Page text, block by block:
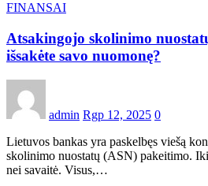
FINANSAI
Atsakingojo skolinimo
išsakėte savo nuomonę?
admin Rgp 12, 2025 0
Lietuvos bankas yra paskelbęs viešą
skolinimo nuostatų (ASN) pakeitimo.
nei savaitė. Visus,…